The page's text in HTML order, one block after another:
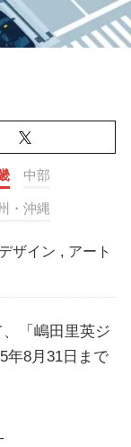
中部
・沖縄
ザイン , アート
「嶋田里英ジ
年8月31日まで